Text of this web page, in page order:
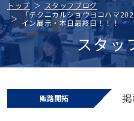
トップ
スタッフブログ
「テクニカルショウヨコハマ
イン展示・本日最終日！！！
スタッ
販路開拓